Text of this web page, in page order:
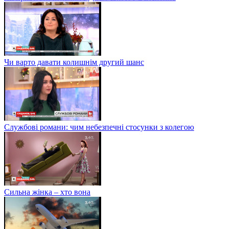
Чи варто давати колишнім другий шанс
Службові романи: чим небезпечні стосунки з колегою
Сильна жінка – хто вона